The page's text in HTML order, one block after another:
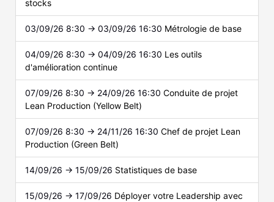
stocks
03/09/26 8:30 → 03/09/26 16:30 Métrologie de base
04/09/26 8:30 → 04/09/26 16:30 Les outils
d'amélioration continue
07/09/26 8:30 → 24/09/26 16:30 Conduite de projet
Lean Production (Yellow Belt)
07/09/26 8:30 → 24/11/26 16:30 Chef de projet Lean
Production (Green Belt)
14/09/26 → 15/09/26 Statistiques de base
15/09/26 → 17/09/26 Déployer votre Leadership avec